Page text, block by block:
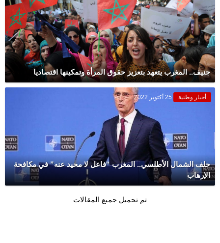
جنيف.. المغرب يتعهد بتعزيز حقوق المرأة وتمكينها اقتصاديا
أخبار وطنية 25 أكتوبر 2022
حلف الشمال الأطلسي.. المغرب “فاعل لا محيد عنه” في مكافحة
الإرهاب
تم تحميل جميع المقالات